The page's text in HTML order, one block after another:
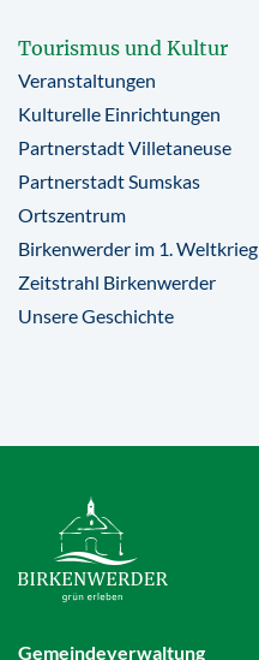
Tourismus und Kultur
Veranstaltungen
Kulturelle Einrichtungen
Partnerstadt Villetaneuse
Partnerstadt Sumskas
Ortszentrum
Birkenwerder im 1. Weltkrieg
Zeitstrahl Birkenwerder
Unsere Geschichte
Gemeindeverwaltung